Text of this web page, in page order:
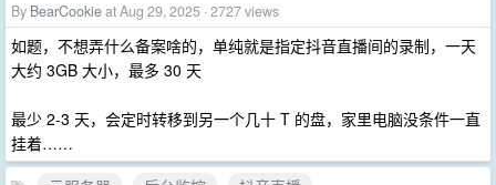
By BearCookieat Aug 29, 2025 · 2727 views
如题，不想弄什么备案啥的，单纯就是指定抖音直播间的录制，一天
大约 3GB 大小，最多 30 天
最少 2-3 天，会定时转移到另一个几十 T 的盘，家里电脑没条件一直
挂着……